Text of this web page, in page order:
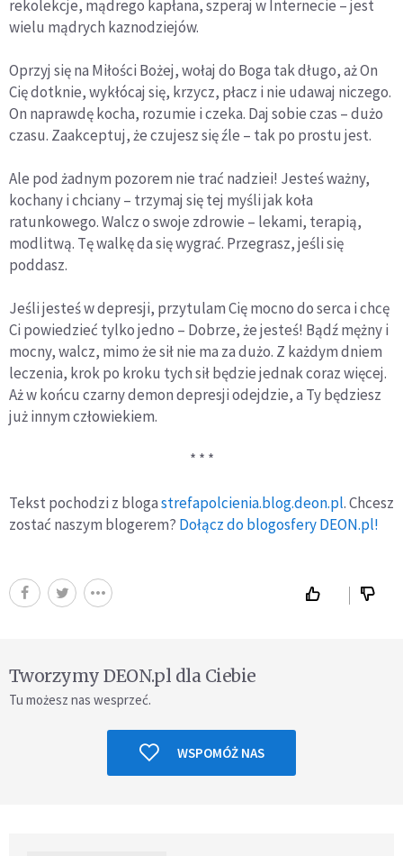
rekolekcje, mądrego kapłana, szperaj w Internecie – jest
wielu mądrych kaznodziejów.
Oprzyj się na Miłości Bożej, wołaj do Boga tak długo, aż On
Cię dotknie, wykłócaj się, krzycz, płacz i nie udawaj niczego.
On naprawdę kocha, rozumie i czeka. Daj sobie czas – dużo
czasu. Zaakceptuj, że czujesz się źle – tak po prostu jest.
Ale pod żadnym pozorem nie trać nadziei! Jesteś ważny,
kochany i chciany – trzymaj się tej myśli jak koła
ratunkowego. Walcz o swoje zdrowie – lekami, terapią,
modlitwą. Tę walkę da się wygrać. Przegrasz, jeśli się
poddasz.
Jeśli jesteś w depresji, przytulam Cię mocno do serca i chcę
Ci powiedzieć tylko jedno – Dobrze, że jesteś! Bądź mężny i
mocny, walcz, mimo że sił nie ma za dużo. Z każdym dniem
leczenia, krok po kroku tych sił będzie jednak coraz więcej.
Aż w końcu czarny demon depresji odejdzie, a Ty będziesz
już innym człowiekiem.
* * *
Tekst pochodzi z blogastrefapolcienia.blog.deon.pl. Chcesz
zostać naszym blogerem? Dołącz do blogosfery DEON.pl!
Tworzymy DEON.pl dla Ciebie
Tu możesz nas wesprzeć.
WSPOMÓŻ NAS